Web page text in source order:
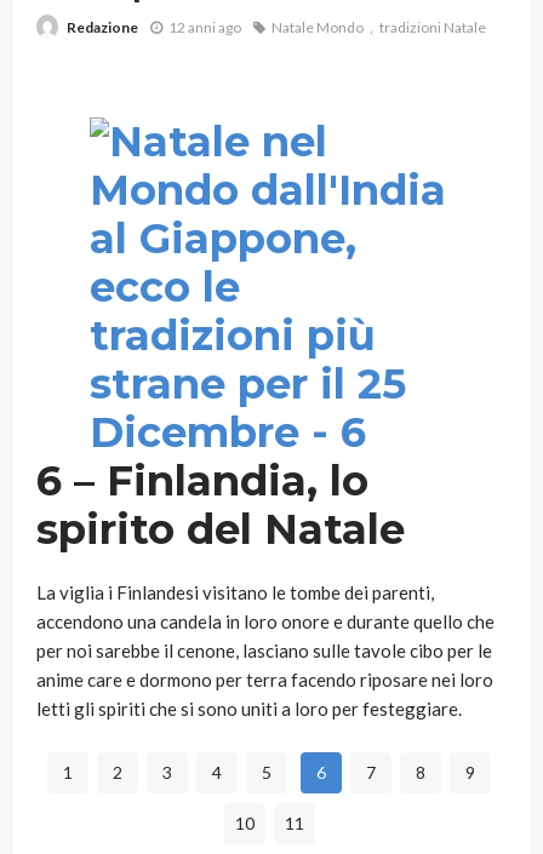
Redazione 12 anni ago Natale Mondo tradizioni Natale
6 – Finlandia, lo
spirito del Natale
La viglia i Finlandesi visitano le tombe dei parenti,
accendono una candela in loro onore e durante quello che
per noi sarebbe il cenone, lasciano sulle tavole cibo per le
anime care e dormono per terra facendo riposare nei loro
letti gli spiriti che si sono uniti a loro per festeggiare.
1 2 3 4 5 6 7 8 9
10 11